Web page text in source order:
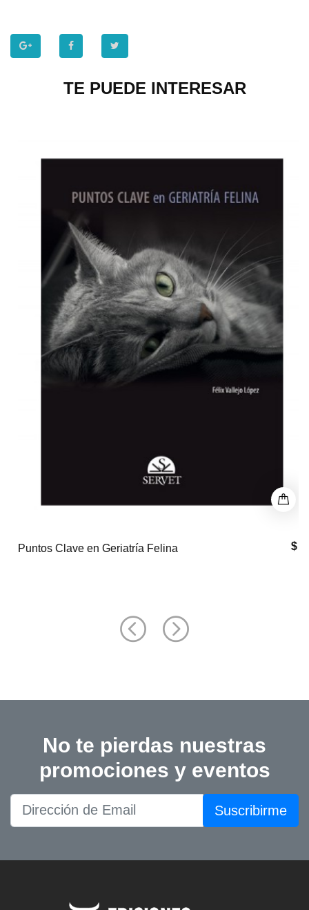
TE PUEDE INTERESAR
$ 0
Puntos Clave en Geriatría Felina
No te pierdas nuestras
promociones y eventos
Suscribirme